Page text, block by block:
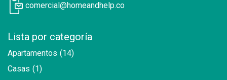
comercial@homeandhelp.co
Lista por categoría
Apartamentos (14)
Casas (1)